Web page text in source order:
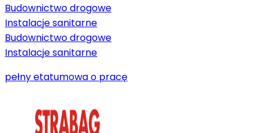
Budownictwo drogowe
Instalacje sanitarne
Budownictwo drogowe
Instalacje sanitarne
pełny etatumowa o pracę